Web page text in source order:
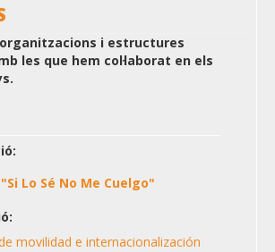
i estructures
les que hem col·laborat en els
Lo Sé No Me Cuelgo"
movilidad e internacionalización